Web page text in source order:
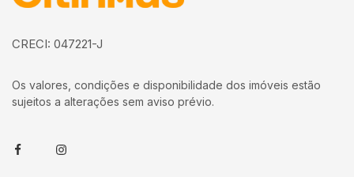
CRECI: 047221-J
Os valores, condições e disponibilidade dos imóveis estão
sujeitos a alterações sem aviso prévio.
FacebookInstagram